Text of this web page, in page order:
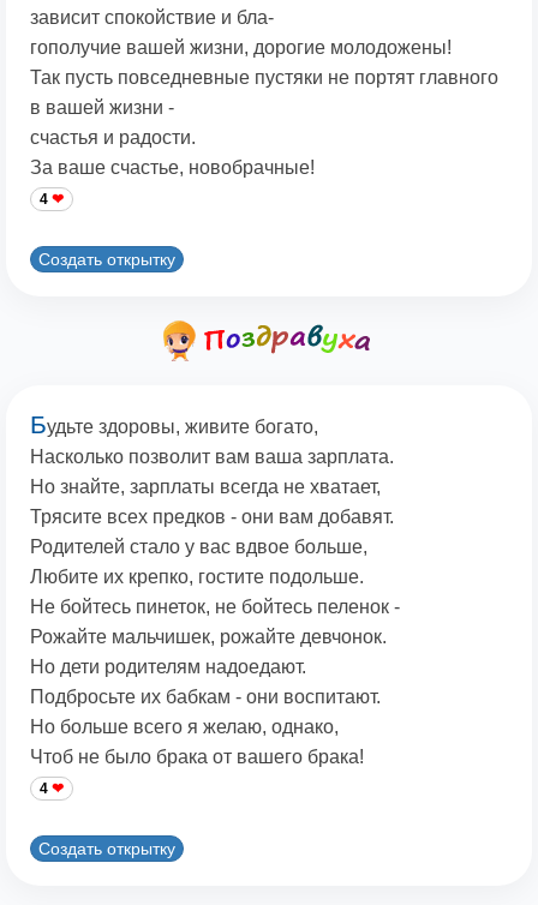
зависит спокойствие и бла-
гополучие вашей жизни, дорогие молодожены!
Так пусть повседневные пустяки не портят главного
в вашей жизни -
счастья и радости.
За ваше счастье, новобрачные!
4
Создать открытку
Будьте здоровы, живите богато,
Насколько позволит вам ваша зарплата.
Но знайте, зарплаты всегда не хватает,
Трясите всех предков - они вам добавят.
Родителей стало у вас вдвое больше,
Любите их крепко, гостите подольше.
Не бойтесь пинеток, не бойтесь пеленок -
Рожайте мальчишек, рожайте девчонок.
Но дети родителям надоедают.
Подбросьте их бабкам - они воспитают.
Но больше всего я желаю, однако,
Чтоб не было брака от вашего брака!
4
Создать открытку